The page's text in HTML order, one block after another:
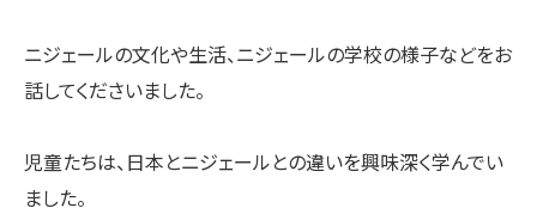
ニジェールの文化や生活、ニジェールの学校の様子などをお
話してくださいました。
児童たちは、日本とニジェールとの違いを興味深く学んでい
ました。